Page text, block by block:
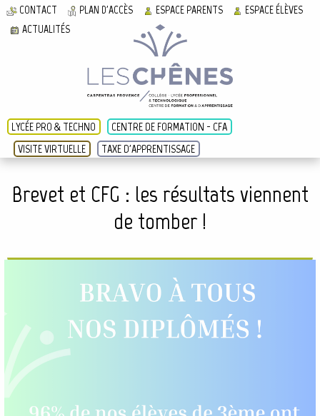
LYCÉE PRO & TECHNO
CENTRE DE FORMATION - CFA
VISITE VIRTUELLE
TAXE D'APPRENTISSAGE
CONTACT PLAN D'ACCÈS ESPACE PARENTS
ESPACE ÉLÈVES
ACTUALITÉS
Brevet et CFG : les résultats viennent
de tomber !